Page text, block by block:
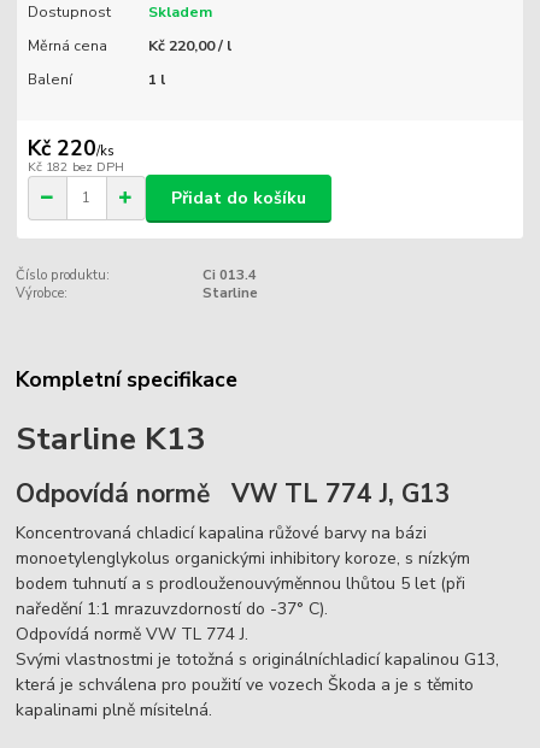
Dostupnost
Skladem
Měrná cena
Kč 220,00 / l
Balení
1 l
Kč 220/ks
Kč 182 bez DPH
Přidat do košíku
Číslo produktu:
Ci 013.4
Výrobce:
Starline
Kompletní specifikace
Starline K13
Odpovídá normě VW TL 774 J, G13
Koncentrovaná chladicí kapalina růžové barvy na bázi
monoetylenglykolus organickými inhibitory koroze, s nízkým
bodem tuhnutí a s prodlouženouvýměnnou lhůtou 5 let (při
naředění 1:1 mrazuvzdorností do -37° C).
Odpovídá normě VW TL 774 J.
Svými vlastnostmi je totožná s originálníchladicí kapalinou G13,
která je schválena pro použití ve vozech Škoda a je s těmito
kapalinami plně mísitelná.